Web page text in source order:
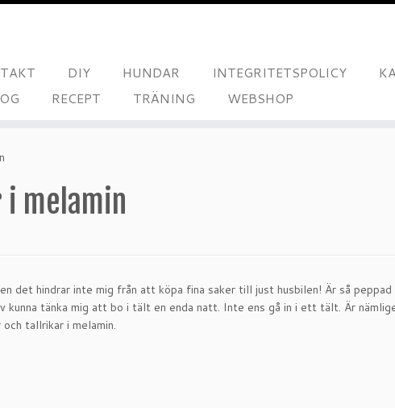
DIY HUNDAR INTEGRITETSPOLICY
RECEPT TRÄNING WEBSHOP
melamin
det hindrar inte mig från att köpa fina saker till just husbilen! Är så
tänka mig att bo i tält en enda natt. Inte ens gå in i ett tält. Är
tallrikar i melamin.